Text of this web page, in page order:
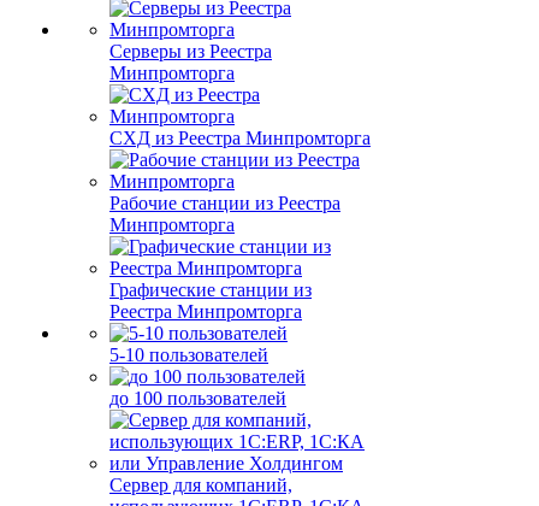
Серверы из Реестра
Минпромторга
СХД из Реестра Минпромторга
Рабочие станции из Реестра
Минпромторга
Графические станции из
Реестра Минпромторга
5-10 пользователей
до 100 пользователей
Сервер для компаний,